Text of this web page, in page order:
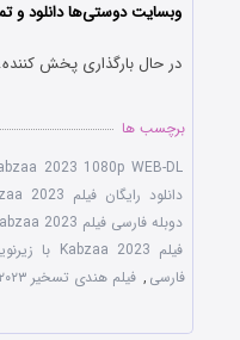
وبسایت دوستی‌ها دانلود و
در حال بارگذاری پخش
برچسب ها
2023 1080p WEB-DL
دانلود رایگان فیلم Kabzaa 2023
دوبله فارسی فیلم Kabzaa 2023
فیلم Kabzaa 2023 با زیرنویس چسبیده
فارسی , فیلم هندی تسخیر ۲۰۲۳